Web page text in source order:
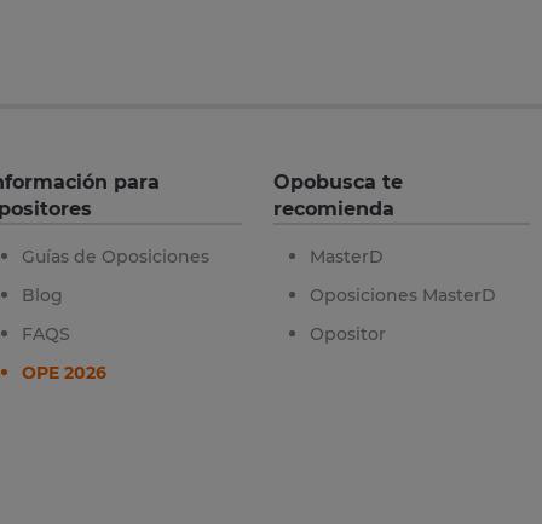
para
Guías de Oposiciones
Blog
FAQS
OPE 2026
Opobusca te
recomienda
MasterD
Oposiciones MasterD
Opositor